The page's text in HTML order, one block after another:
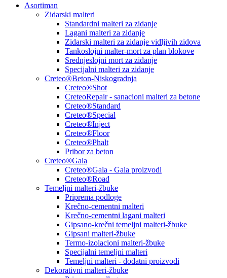
Asortiman
Zidarski malteri
Standardni malteri za zidanje
Lagani malteri za zidanje
Zidarski malteri za zidanje vidljivih zidova
Tankoslojni malter-mort za plan blokove
Srednjeslojni mort za zidanje
Specijalni malteri za zidanje
Creteo®Beton-Niskogradnja
Creteo®Shot
CreteoRepair - sanacioni malteri za betone
Creteo®Standard
Creteo®Special
Creteo®Inject
Creteo®Floor
Creteo®Phalt
Pribor za beton
Creteo®Gala
Creteo®Gala - Gala proizvodi
Creteo®Road
Temeljni malteri-žbuke
Priprema podloge
Krečno-cementni malteri
Krečno-cementni lagani malteri
Gipsano-krečni temeljni malteri-žbuke
Gipsani malteri-žbuke
Termo-izolacioni malteri-žbuke
Specijalni temeljni malteri
Temeljni malteri - dodatni proizvodi
Dekorativni malteri-žbuke